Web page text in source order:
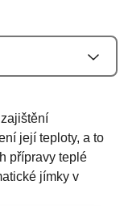
její teploty, a to
přípravy teplé
jímky v